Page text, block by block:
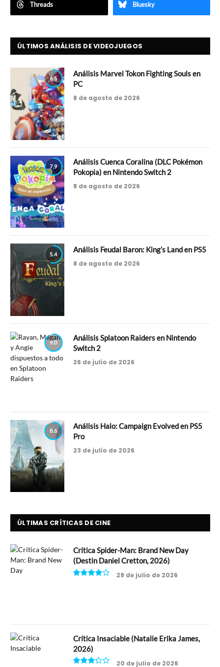
Threads Bluesky
ÚLTIMOS ANÁLISIS DE VIDEOJUEGOS
6.5
Análisis Marvel Tokon Fighting Souls en
PC
8 de agosto de 2026
7.9
Análisis Cuenca Coralina (DLC Pokémon
Pokopia) en Nintendo Switch 2
8 de agosto de 2026
5.4
Análisis Feudal Baron: King’s Land en PS5
8 de agosto de 2026
9.0
Análisis Splatoon Raiders en Nintendo
Switch 2
26 de julio de 2026
8.6
Análisis Halo: Campaign Evolved en PS5
Pro
23 de julio de 2026
ÚLTIMAS CRÍTICAS DE CINE
Crítica Spider-Man: Brand New Day
(Destin Daniel Cretton, 2026)
29 de julio de 2026
Crítica Insaciable (Natalie Erika James,
2026)
20 de julio de 2026